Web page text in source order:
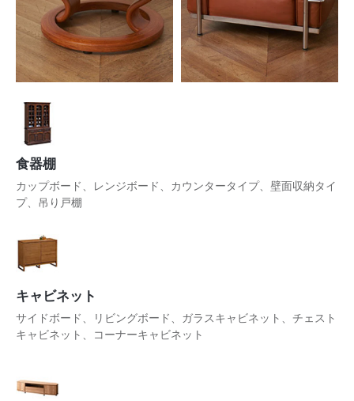
食器棚
カップボード、レンジボード、カウンタータイプ、壁面収納タイ
プ、吊り戸棚
キャビネット
サイドボード、リビングボード、ガラスキャビネット、チェスト
キャビネット、コーナーキャビネット